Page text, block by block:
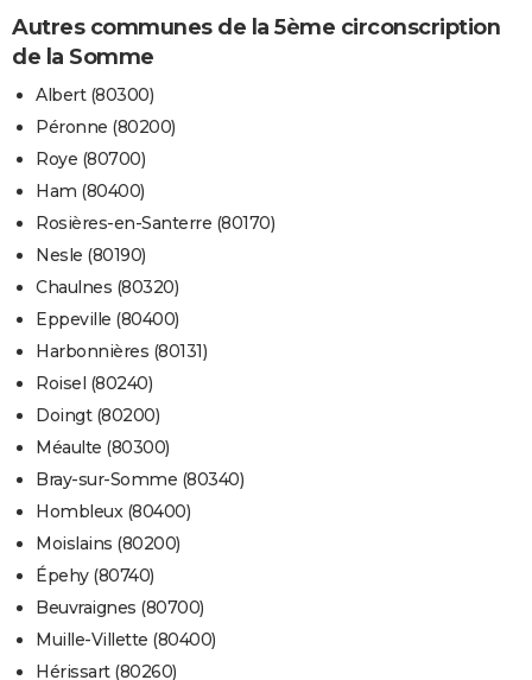
Autres communes de la 5ème circonscription
de la Somme
Albert (80300)
Péronne (80200)
Roye (80700)
Ham (80400)
Rosières-en-Santerre (80170)
Nesle (80190)
Chaulnes (80320)
Eppeville (80400)
Harbonnières (80131)
Roisel (80240)
Doingt (80200)
Méaulte (80300)
Bray-sur-Somme (80340)
Hombleux (80400)
Moislains (80200)
Épehy (80740)
Beuvraignes (80700)
Muille-Villette (80400)
Hérissart (80260)